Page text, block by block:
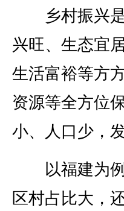
乡村振兴是
兴旺、生态宜
生活富裕等方
资源等全方位
小、人口少，
以福建为例
区村占比大，